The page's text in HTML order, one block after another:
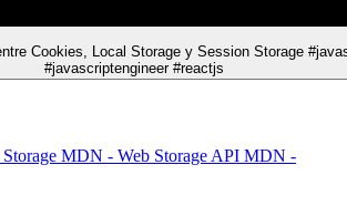
Cookies, Local Storage y Session Storage
#javascriptengineer #reactjs
MDN - Web Storage API MDN -